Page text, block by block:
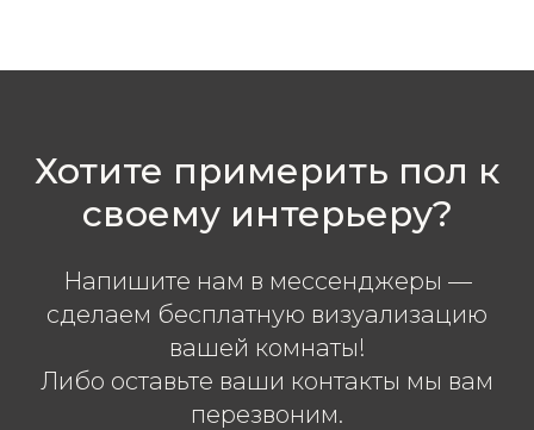
Хотите примерить пол к
своему интерьеру?
Напишите нам в мессенджеры —
сделаем бесплатную визуализацию
вашей комнаты!
Либо оставьте ваши контакты мы вам
перезвоним.